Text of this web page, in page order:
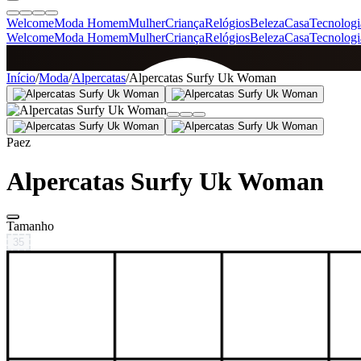
WelcomeModa HomemMulherCriançaRelógiosBelezaCasa
WelcomeModa HomemMulherCriançaRelógiosBelezaCasa
SINCE 2005
+de 36.000 reviews
Início/Moda/Alpercatas/Alpercatas Surfy Uk Woman
Paez
Alpercatas Surfy Uk Woman
Tamanho
35